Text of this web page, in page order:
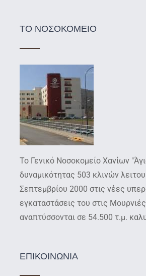
ΤΟ ΝΟΣΟΚΟΜΕΙΟ
Το Γενικό Νοσοκομείο Χανίων
δυναμικότητας 503 κλινών
Σεπτεμβρίου 2000 στις νέες
εγκαταστάσεις του στις
αναπτύσσονται σε 54.500 τ.μ.
ΕΠΙΚΟΙΝΩΝΙΑ